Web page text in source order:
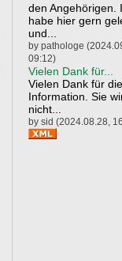
den Angehörigen.
habe hier gern
und...
by pathologe
09:12)
Vielen Dank für...
Vielen Dank für die
Information. Sie
nicht...
by sid (2024.08.28,